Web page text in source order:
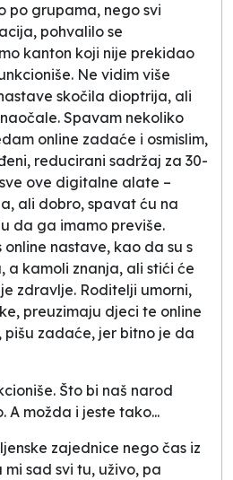
po grupama, nego svi
, pohvalilo se
kanton koji nije prekidao
Ne vidim više
skočila dioptrija, ali
Spavam nekoliko
online zadaće i osmislim,
reducirani sadržaj za 30-
ove digitalne alate –
ali dobro, spavat ću na
da ga imamo previše.
nastave, kao da su s
a kamoli znanja, ali stići će
zdravlje. Roditelji umorni,
preuzimaju djeci te online
zadaće, jer bitno je da
Što bi naš narod
. A možda i jeste tako...
zajednice nego čas iz
sad svi tu, uživo, pa